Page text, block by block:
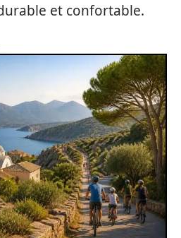
et confortable.